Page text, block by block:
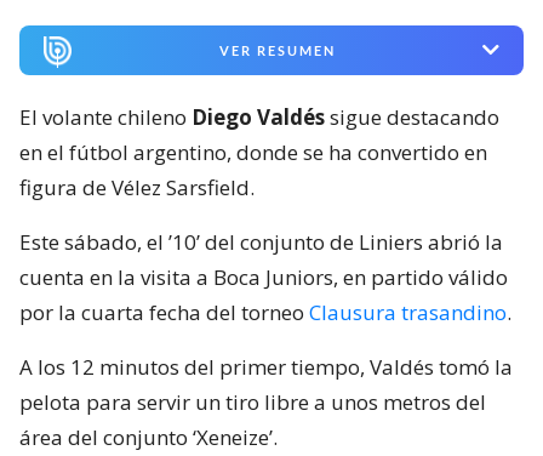
VER RESUMEN
El volante chileno Diego Valdéssigue destacando
en el fútbol argentino, donde se ha convertido en
figura de Vélez Sarsfield.
Este sábado, el ’10’ del conjunto de Liniers abrió la
cuenta en la visita a Boca Juniors, en partido válido
por la cuarta fecha del torneo Clausura trasandino.
A los 12 minutos del primer tiempo, Valdés tomó la
pelota para servir un tiro libre a unos metros del
área del conjunto ‘Xeneize’.